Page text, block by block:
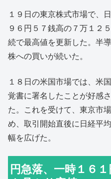
１９日の東京株式市場で、
９６円５７銭高の７万１２
続で最高値を更新した。半
株への買いが続いた。
１８日の米国市場では、米
覚書に署名したことが好感
た。これを受けて、東京市
め、取引開始直後に日経平
幅を広げた。
円急落、一時１６